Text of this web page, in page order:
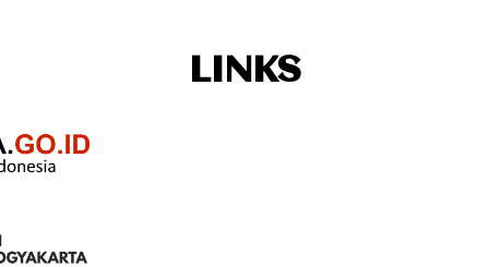
LINKS